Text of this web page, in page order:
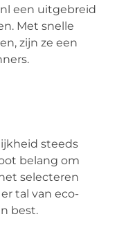
een uitgebreid
Met snelle
zijn ze een
steeds
belang om
selecteren
tal van eco-
best.